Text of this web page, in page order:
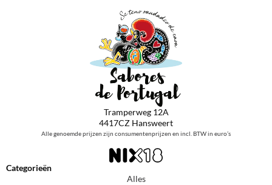
Tramperweg 12A
4417CZ Hansweert
Alle genoemde prijzen zijn consumentenprijzen en incl. BTW in euro’s
Categorieën
Alles